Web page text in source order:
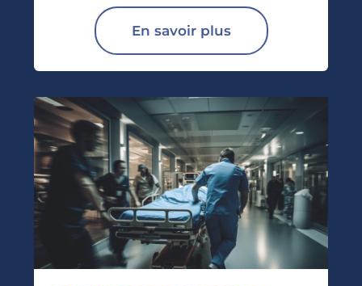
En savoir plus